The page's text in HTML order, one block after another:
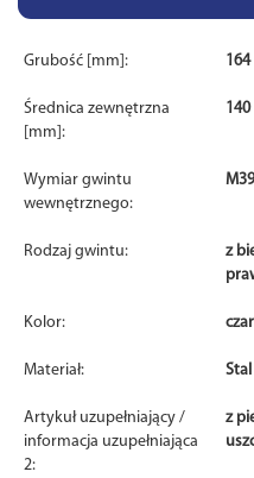
Grubość [mm]: 164
Średnica zewnętrzna
[mm]:
140
Wymiar gwintu
wewnętrznego:
Rodzaj gwintu:
z
Kolor:
Materiał: Stal
Artykuł uzupełniający /
informacja uzupełniająca
2:
z